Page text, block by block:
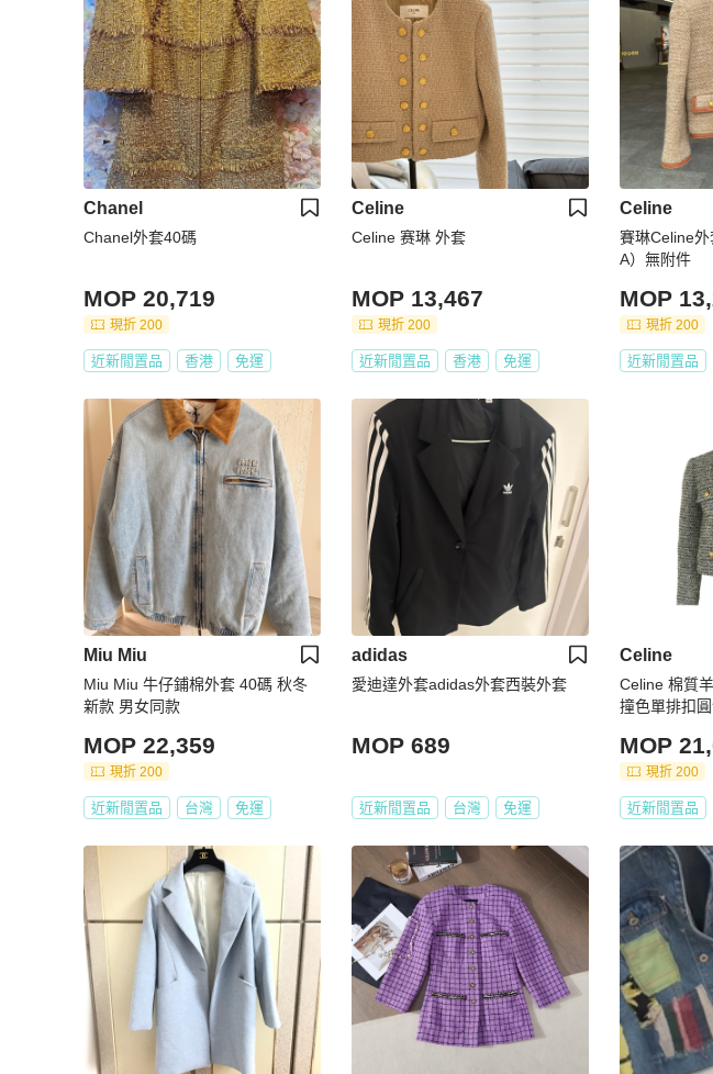
Chanel
Chanel外套40碼
MOP 20,719
現折 200
近新閒置品 香港 免運
Celine
Celine 赛琳 外套
MOP 13,467
現折 200
近新閒置品 香港 免運
Celine
賽琳Celine
A）無附件
MOP
現折 200
近新閒置品
Miu Miu
Miu Miu 牛仔鋪棉外套 40碼 秋冬
新款 男女同款
MOP 22,359
現折 200
近新閒置品 台灣 免運
adidas
愛迪達外套adidas外套西裝外套
MOP 689
近新閒置品 台灣 免運
Celine
Celine 棉質
撞色單排扣
MOP
現折 200
近新閒置品